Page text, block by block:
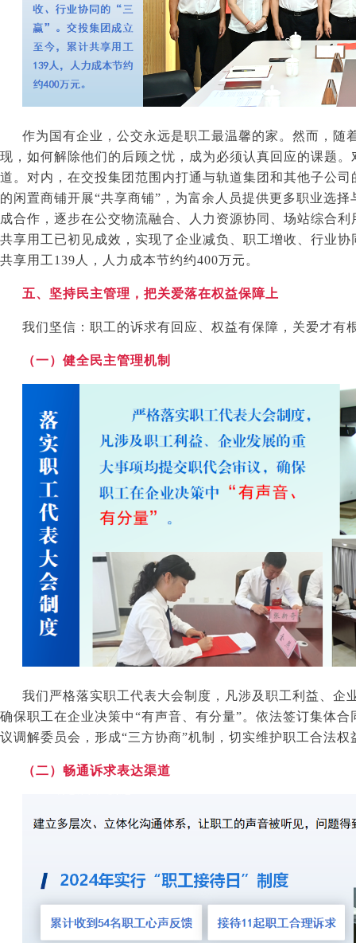
作为国有企业，公交永远是职工最温馨的家。然而，随
现，如何解除他们的后顾之忧，成为必须认真回应的课题
道。对内，在交投集团范围内打通与轨道集团和其他子公
的闲置商铺开展“共享商铺”，为富余人员提供更多职业选
成合作，逐步在公交物流融合、人力资源协同、场站综合
共享用工已初见成效，实现了企业减负、职工增收、行业
共享用工 139 人，人力成本节约约400万元。
五、坚持民主管理，把关爱落在权益保障上
我们坚信：职工的诉求有回应、权益有保障，关爱才有
（一）健全民主管理机制
我们严格落实职工代表大会制度，凡涉及职工利益、企
确保职工在企业决策中“有声音、有分量”。依法签订集体
议调解委员会，形成“三方协商”机制，切实维护职工合法权
（二）畅通诉求表达渠道